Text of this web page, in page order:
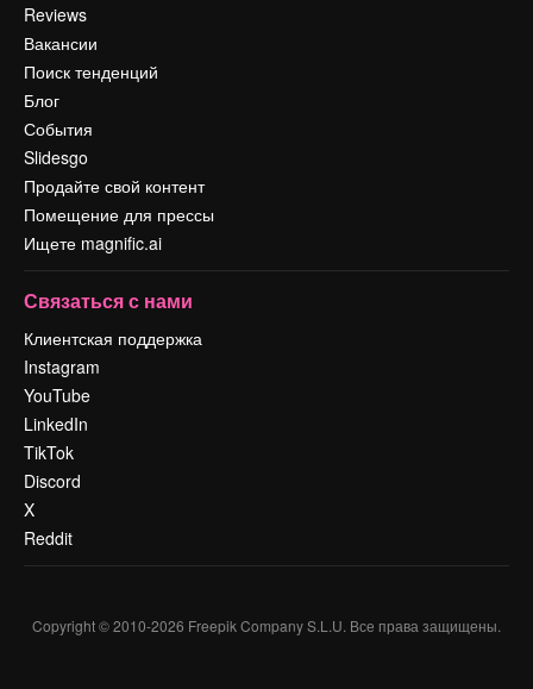
Reviews
Вакансии
Поиск тенденций
Блог
События
Slidesgo
Продайте свой контент
Помещение для прессы
Ищете magnific.ai
Связаться с нами
Клиентская поддержка
Instagram
YouTube
LinkedIn
TikTok
Discord
X
Reddit
Copyright © 2010-2026 Freepik Company S.L.U. Все права защищены.